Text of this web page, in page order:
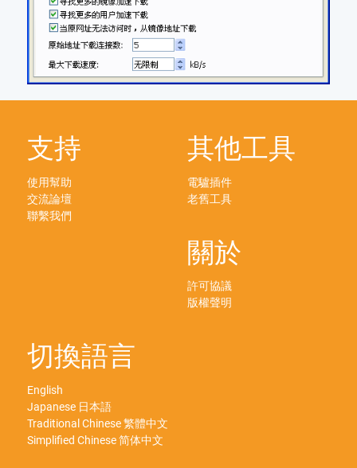
支持
使用幫助
交流論壇
聯繫我們
其他工具
電驢插件
老舊工具
關於
許可協議
版權聲明
切換語言
English
Japanese 日本語
Traditional Chinese 繁體中文
Simplified Chinese 简体中文